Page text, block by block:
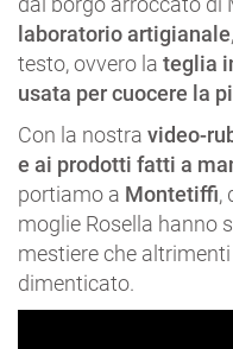
laboratorio artigianale
testo, ovvero la teglia
usata per cuocere la
Con la nostra video-
e ai prodotti fatti a
portiamo a Montetiffi,
moglie Rosella hanno
mestiere che
dimenticato.